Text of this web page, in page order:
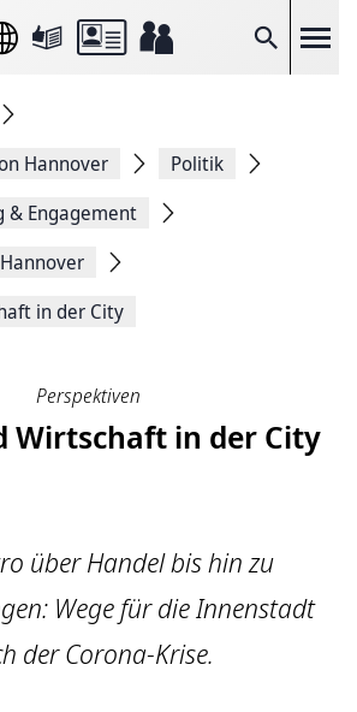
Suche
Hannover
Politik
& Engagement
in der City
Perspektiven
Wirtschaft in der City
über Handel bis hin zu
Wege für die Innenstadt
der Corona-Krise.